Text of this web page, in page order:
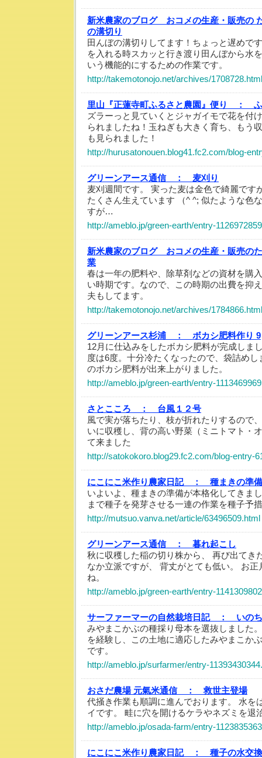
新米農家のブログ おコメの生産・販売の
の溝切り
田んぼの溝切りしてます！ちょっと遅めで
を入れる時スカッと行き渡り田んぼから水
いう機能的にするための作業です。
http://takemotonojo.net/archives/1708728.html
里山『正蓮寺町ふるさと農園』便り ：
ズラーっと見ていくとジャガイモで花を付
られましたね！玉ねぎも大きく育ち、もう
も見られました！
http://hurusatonouen.blog41.fc2.com/blog-
グリーンアース通信 ：
麦刈り
麦刈週間です。 実った麦は金色で綺麗です
たくさん生えています （^ ^; 似たような色
すが…
http://ameblo.jp/green-earth/entry-
新米農家のブログ おコメの生産・販売の
業
春は一年の肥料や、除草剤などの資材を購
い時期です。なので、この時期の出費を抑
夫もしてます。
http://takemotonojo.net/archives/1784866.html
グリーンアース杉浦 ：
ボカシ肥料作り 9
12月に仕込みをしたボカシ肥料が完成しま
度は6度。十分冷たくなったので、袋詰め
のボカシ肥料が出来上がりました。
http://ameblo.jp/green-earth/entry-
さとこころ ：
台風１２号
風で実が落ちたり、枝が折れたりするので
いに収穫し、背の高い野菜（ミニトマト・
て来ました
http://satokokoro.blog29.fc2.com/blog-entry-
にこにこ米作り農家日記 ：
種まきの準
いよいよ、種まきの準備が本格化してきま
まで種子を発芽させる一連の作業を種子予
http://mutsuo.vanva.net/article/63496509.html
グリーンアース通信 ：
暮れ起こし
秋に収穫した稲の切り株から、 再び出てき
なか立派ですが、 背丈がとても低い。 お
ね。
http://ameblo.jp/green-earth/entry-
サーファーマーの自然栽培日記 ：
いの
みやまこかぶの種採り母本を選抜しました
を経験し、この土地に適応したみやまこか
です。
http://ameblo.jp/surfarmer/entry-
おさだ農場 元氣米通信 ：
救世主登場
代掻き作業も順調に進んでおります。 水を
イです。 畦に穴を開けるケラやネズミを退
http://ameblo.jp/osada-farm/entry-
にこにこ米作り農家日記 ：
種子の水